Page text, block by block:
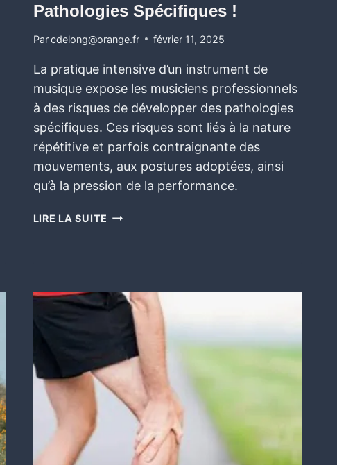
Pathologies Spécifiques !
Parcdelong@orange.fr février 11, 2025
La pratique intensive d’un instrument de
musique expose les musiciens professionnels
à des risques de développer des pathologies
spécifiques. Ces risques sont liés à la nature
répétitive et parfois contraignante des
mouvements, aux postures adoptées, ainsi
qu’à la pression de la performance.
LIRE LA SUITE